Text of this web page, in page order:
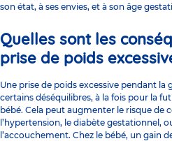
son état, à ses envies, et à son âge
Quelles sont les
prise de poids
Une prise de poids excessive pendant la
certains déséquilibres, à la fois pour la
bébé. Cela peut augmenter le risque de
l’hypertension, le diabète gestationnel,
l’accouchement. Chez le bébé, un gain